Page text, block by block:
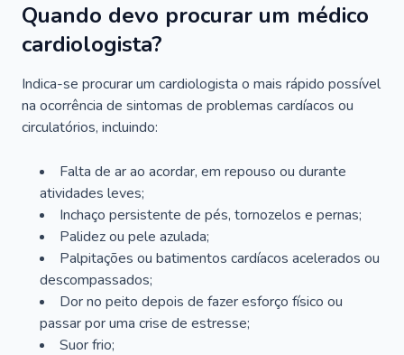
Quando devo procurar um médico
cardiologista?
Indica-se procurar um cardiologista o mais rápido possível
na ocorrência de sintomas de problemas cardíacos ou
circulatórios, incluindo:
Falta de ar ao acordar, em repouso ou durante
atividades leves;
Inchaço persistente de pés, tornozelos e pernas;
Palidez ou pele azulada;
Palpitações ou batimentos cardíacos acelerados ou
descompassados;
Dor no peito depois de fazer esforço físico ou
passar por uma crise de estresse;
Suor frio;